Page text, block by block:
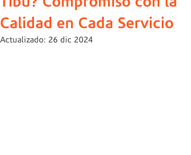
Calidad en Cada Servicio
Actualizado: 26 dic 2024